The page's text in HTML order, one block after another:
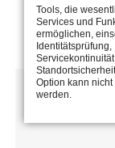
Tools, die
Services und
ermöglichen,
Identitätsprüfung,
Servicekontinuität
Option kann
werden.